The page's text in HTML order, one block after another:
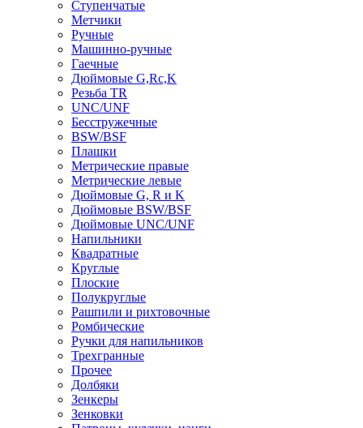
Ступенчатые
Метчики
Ручные
Машинно-ручные
Гаечные
Дюймовые G,Rc,K
Резьба TR
UNC/UNF
Бесстружечные
BSW/BSF
Плашки
Метрические правые
Метрические левые
Дюймовые G, R и K
Дюймовые BSW/BSF
Дюймовые UNC/UNF
Напильники
Квадратные
Круглые
Плоские
Полукруглые
Рашпили и рихтовочные
Ромбические
Ручки для напильников
Трехгранные
Прочее
Долбяки
Зенкеры
Зенковки